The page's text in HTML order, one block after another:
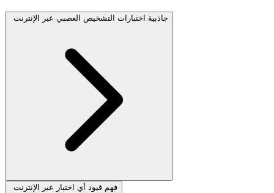
جاذبية اختبارات التشخيص العصبي عبر الإنترنت
فهم قيود أي اختبار عبر الإنترنت